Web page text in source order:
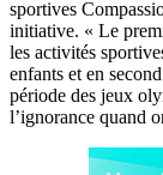
sportives
initiative. « Le
les activités
enfants et en
période des jeux
l’ignorance quand